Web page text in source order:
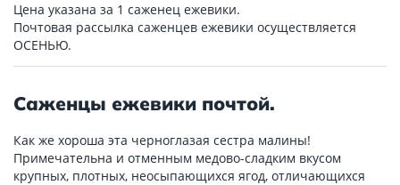
Цена указана за 1 саженец ежевики.
Почтовая рассылка саженцев ежевики осуществляется
ОСЕНЬЮ.
Саженцы ежевики почтой.
Как же хороша эта черноглазая сестра малины!
Примечательна и отменным медово-сладким вкусом
крупных, плотных, неосыпающихся ягод, отличающихся